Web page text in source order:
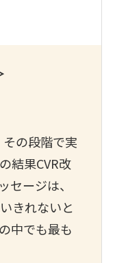
の段階で実
結果CVR改
ージは、
きれないと
中でも最も